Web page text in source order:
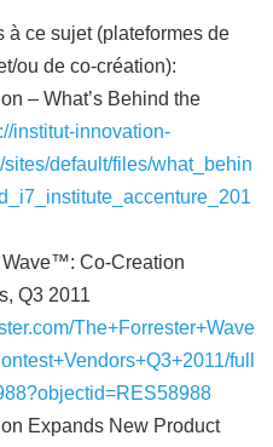
à ce sujet (plateformes de
ou de co-création):
– What’s Behind the
institut-innovation-
default/files/what_behin
Co-Creation
Q3 2011
The+Forrester+Wave
full
Expands New Product